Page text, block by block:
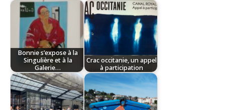
Bonnie s’expose à la
Singulière et à la
Galerie…
Crac occitanie, un appel
à participation